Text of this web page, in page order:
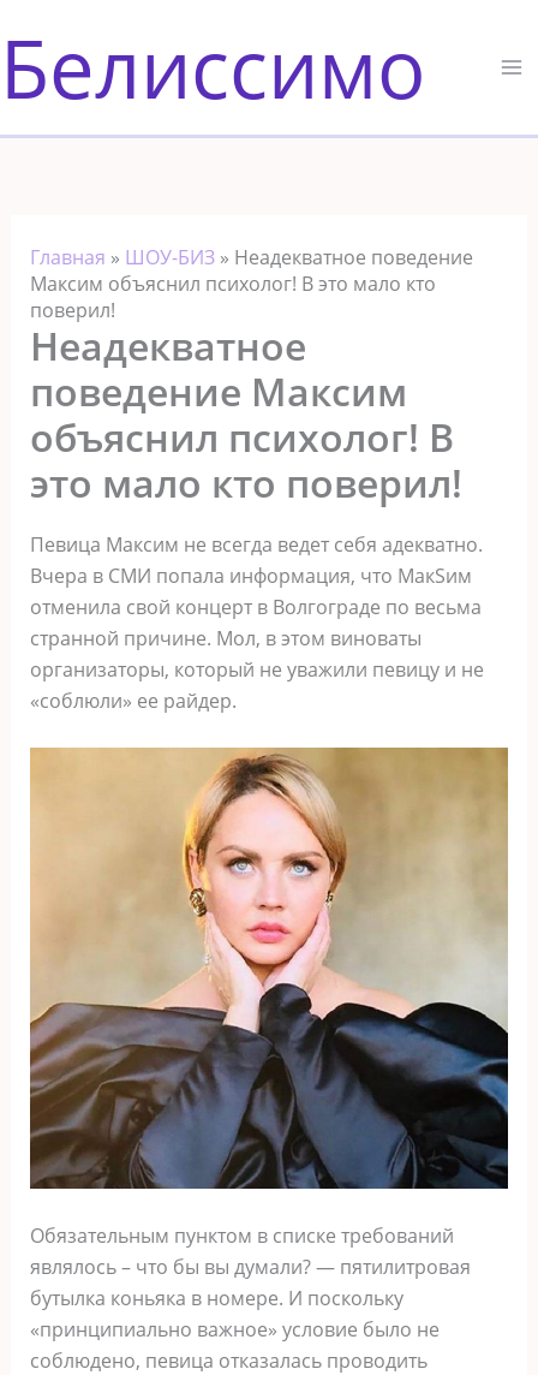
к
содержимому
Белиссимо
Главная » ШОУ-БИЗ» Неадекватное поведение
Максим объяснил психолог! В это мало кто
поверил!
Неадекватное
поведение Максим
объяснил психолог! В
это мало кто поверил!
Певица Максим не всегда ведет себя адекватно.
Вчера в СМИ попала информация, что МакSим
отменила свой концерт в Волгограде по весьма
странной причине. Мол, в этом виноваты
организаторы, который не уважили певицу и не
«соблюли» ее райдер.
Обязательным пунктом в списке требований
являлось – что бы вы думали? — пятилитровая
бутылка коньяка в номере. И поскольку
«принципиально важное» условие было не
соблюдено, певица отказалась проводить